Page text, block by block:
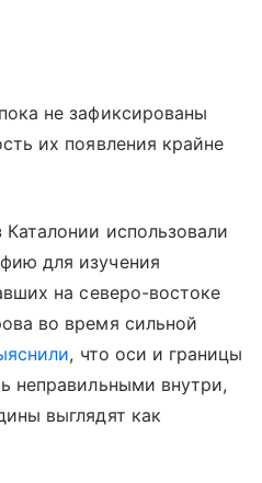
не зафиксированы
их появления крайне
использовали
для изучения
на северо-востоке
во время сильной
, что оси и границы
неправильными внутри,
выглядят как